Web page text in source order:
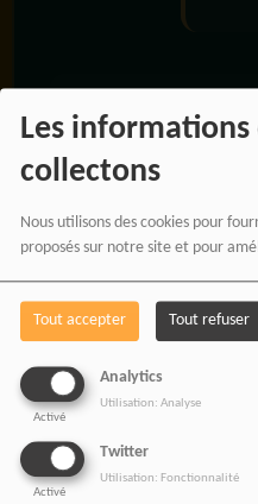
Les informations
collectons
Nous utilisons des cookies pour
proposés sur notre site et pour
Tout accepter Tout refuser
Analytics
Activé
Utilisation: Analyse
Twitter
Activé
Utilisation: Fonctionnalité
RADIOTAMTAM
AFRICA — LA
EST UNE FORCE